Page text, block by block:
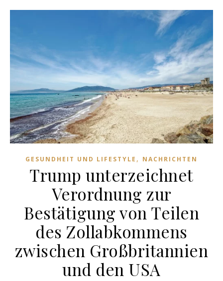
GESUNDHEIT UND LIFESTYLE , NACHRICHTEN
Trump unterzeichnet
Verordnung zur
Bestätigung von Teilen
des Zollabkommens
zwischen Großbritannien
und den USA